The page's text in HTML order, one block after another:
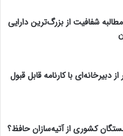
شفافیت از بزرگ‌ترین دارایی
دبیرخانه‌ای با کارنامه قابل قبول
کشوری از آتیه‌سازان حافظ؟